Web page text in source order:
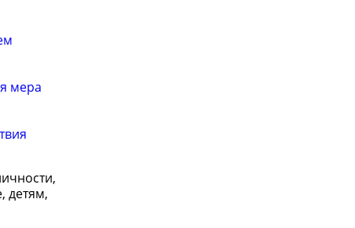
мера
детям,